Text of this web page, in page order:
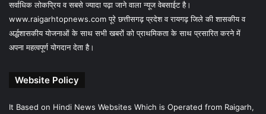
सर्वाधिक लोकप्रिय व सबसे ज्यादा पढ़ा जाने वाला न्यूज वेबसाईट है।
www.raigarhtopnews.com पूरे छत्तीसगढ़ प्रदेश व रायगढ़ जिले की शासकीय व
अर्द्धशासकीय योजनाओं के साथ सभी खबरों को प्राथमिकता के साथ प्रसारित करने में
अपना महत्वपूर्ण योगदान देता है।
Website Policy
It Based on Hindi News Websites Which is Operated from Raigarh,